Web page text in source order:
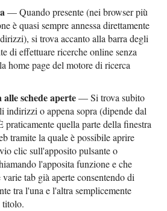
— Quando presente (nei browser più
è quasi sempre annessa direttamente
si trova accanto alla barra degli
di effettuare ricerche online senza
home page del motore di ricerca
alle schede aperte— Si trova subito
indirizzi o appena sopra (dipende dal
praticamente quella parte della finestra
tramite la quale è possibile aprire
clic sull'apposito pulsante o
l'apposita funzione e che
tab già aperte consentendo di
tra l'una e l'altra semplicemente
titolo.